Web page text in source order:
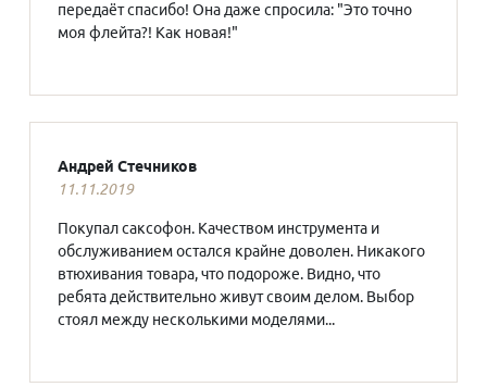
передаёт спасибо! Она даже спросила: "Это точно
моя флейта?! Как новая!"
Андрей Стечников
11.11.2019
Покупал саксофон. Качеством инструмента и
обслуживанием остался крайне доволен. Никакого
втюхивания товара, что подороже. Видно, что
ребята действительно живут своим делом. Выбор
стоял между несколькими моделями...